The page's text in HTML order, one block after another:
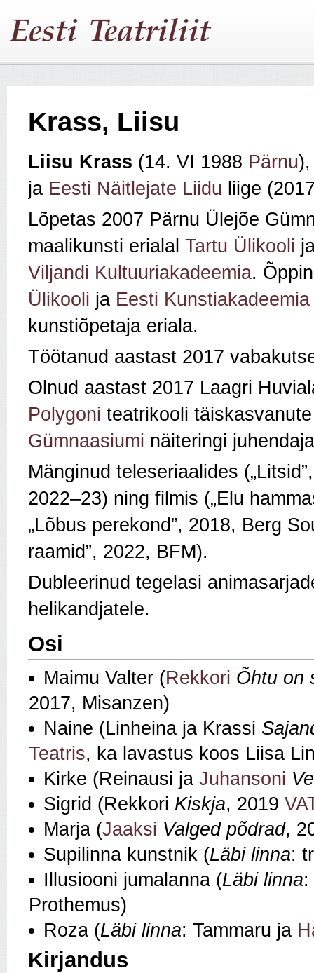
Krass, Liisu
Liisu Krass (14. VI 1988 Pärnu
ja Eesti Näitlejate Liidu liige
Lõpetas 2007 Pärnu Ülejõe
maalikunsti erialal Tartu Ülikooli
Viljandi Kultuuriakadeemia.
Ülikooli ja Eesti Kunstiakadeemia
kunstiõpetaja eriala.
Töötanud aastast 2017
Olnud aastast 2017 Laagri
Polygoni teatrikooli
Gümnaasiumi näiteringi
Mänginud teleseriaalides
2022–23) ning filmis („Elu
„Lõbus perekond”, 2018, Berg
raamid”, 2022, BFM).
Dubleerinud tegelasi
helikandjatele.
Osi
Maimu Valter (Rekkori Õhtu on
2017, Misanzen)
Naine (Linheina ja Krassi
Teatris, ka lavastus koos Liisa
Kirke (Reinausi ja Juhansoni
Sigrid (Rekkori Kiskja, 2019
Marja (Jaaksi Valged põdrad,
Supilinna kunstnik (Läbi linna:
Illusiooni jumalanna (Läbi linna:
Prothemus)
Roza (Läbi linna: Tammaru ja
Kirjandus